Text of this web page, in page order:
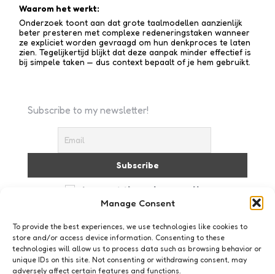
Manage Consent
To provide the best experiences, we use technologies like cookies to
store and/or access device information. Consenting to these
technologies will allow us to process data such as browsing behavior or
unique IDs on this site. Not consenting or withdrawing consent, may
adversely affect certain features and functions.
Waarom het werkt:
Onderzoek toont aan dat grote taalmodellen aanzienlijk
beter presteren met complexe redenerings­taken wanneer
ze expliciet worden gevraagd om hun denkproces te laten
zien. Tegelijkertijd blijkt dat deze aanpak minder effectief is
bij simpele taken — dus context bepaalt of je hem gebruikt.
Subscribe to my newsletter!
I accept the privacy policy